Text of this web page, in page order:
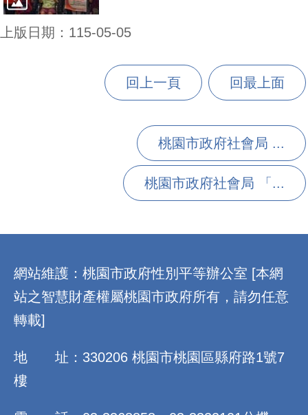
上版日期：115-05-05
回上一頁 回最上面
桃園市政府社會局 ...
桃園市政府社會局 「...
網站維護：桃園市政府性別平等辦公室 [本網
站之智慧財產權屬桃園市政府所有，請勿任意
轉載]
地 址：330206 桃園市桃園區縣府路1號7
樓